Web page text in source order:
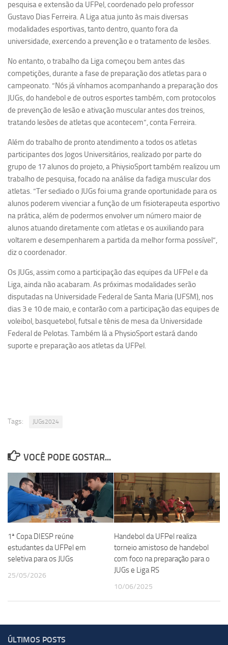
pesquisa e extensão da UFPel, coordenado pelo professor
Gustavo Dias Ferreira. A Liga atua junto às mais diversas
modalidades esportivas, tanto dentro, quanto fora da
universidade, exercendo a prevenção e o tratamento de lesões.
No entanto, o trabalho da Liga começou bem antes das
competições, durante a fase de preparação dos atletas para o
campeonato. “Nós já vínhamos acompanhando a preparação dos
JUGs, do handebol e de outros esportes também, com protocolos
de prevenção de lesão e ativação muscular antes dos treinos,
tratando lesões de atletas que acontecem”, conta Ferreira.
Além do trabalho de pronto atendimento a todos os atletas
participantes dos Jogos Universitários, realizado por parte do
grupo de 17 alunos do projeto, a PhiysioSport também realizou um
trabalho de pesquisa, focado na análise da fadiga muscular dos
atletas. “Ter sediado o JUGs foi uma grande oportunidade para os
alunos poderem vivenciar a função de um fisioterapeuta esportivo
na prática, além de podermos envolver um número maior de
alunos atuando diretamente com atletas e os auxiliando para
voltarem e desempenharem a partida da melhor forma possível”,
diz o coordenador.
Os JUGs, assim como a participação das equipes da UFPel e da
Liga, ainda não acabaram. As próximas modalidades serão
disputadas na Universidade Federal de Santa Maria (UFSM), nos
dias 3 e 10 de maio, e contarão com a participação das equipes de
voleibol, basquetebol, futsal e tênis de mesa da Universidade
Federal de Pelotas. Também lá a PhysioSport estará dando
suporte e preparação aos atletas da UFPel.
Tags: JUGs2024
VOCÊ PODE GOSTAR...
1ª Copa DIESP reúne
estudantes da UFPel em
seletiva para os JUGs
25/05/2026
Handebol da UFPel realiza
torneio amistoso de handebol
com foco na preparação para o
JUGs e Liga RS
10/06/2025
ÚLTIMOS POSTS